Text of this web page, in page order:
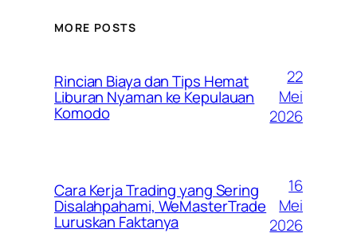
MORE POSTS
Rincian Biaya dan Tips Hemat
Liburan Nyaman ke Kepulauan
Komodo
22
Mei
2026
Cara Kerja Trading yang Sering
Disalahpahami, WeMasterTrade
Luruskan Faktanya
16
Mei
2026